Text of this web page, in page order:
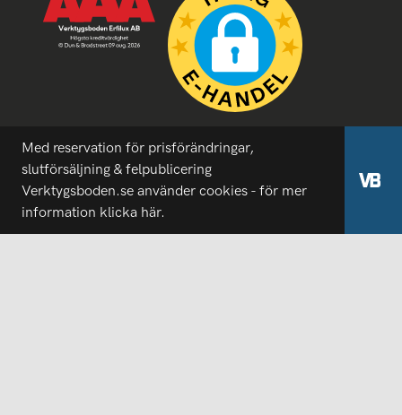
Med reservation för prisförändringar,
slutförsäljning & felpublicering
Verktygsboden.se använder cookies - för mer
information klicka här.